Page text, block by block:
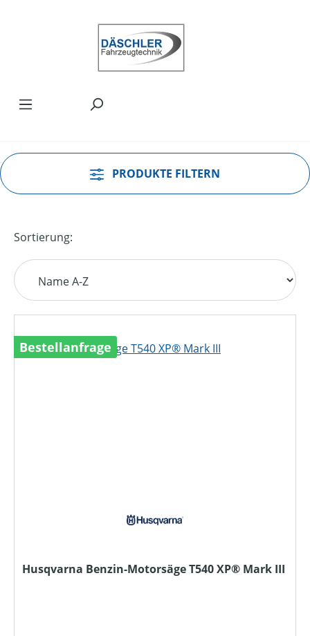
PRODUKTE FILTERN
Sortierung:
Bestellanfrage
Husqvarna Benzin-Motorsäge T540 XP® Mark III